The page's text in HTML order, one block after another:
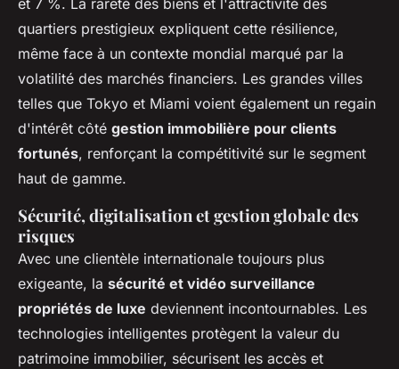
quartiers prestigieux expliquent cette résilience,
même face à un contexte mondial marqué par la
volatilité des marchés financiers. Les grandes villes
telles que Tokyo et Miami voient également un regain
d'intérêt côté gestion immobilière pour clients
fortunés, renforçant la compétitivité sur le segment
haut de gamme.
Sécurité, digitalisation et gestion globale des
risques
Avec une clientèle internationale toujours plus
exigeante, la sécurité et vidéo surveillance
propriétés de luxe deviennent incontournables. Les
technologies intelligentes protègent la valeur du
patrimoine immobilier, sécurisent les accès et